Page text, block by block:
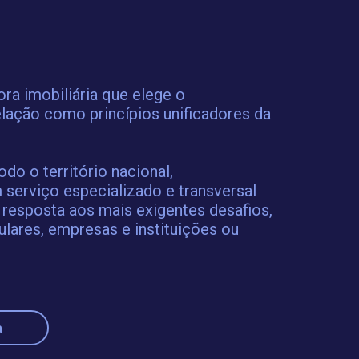
imobiliária que elege o
como princípios unificadores da
o território nacional,
especializado e transversal
aos mais exigentes desafios,
empresas e instituições ou